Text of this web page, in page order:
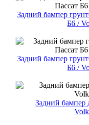
Задний бампер
Б6 /
Задний бампер
Б6 /
Задний бампер